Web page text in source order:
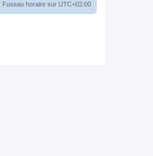
Fuseau horaire sur UTC+02:00